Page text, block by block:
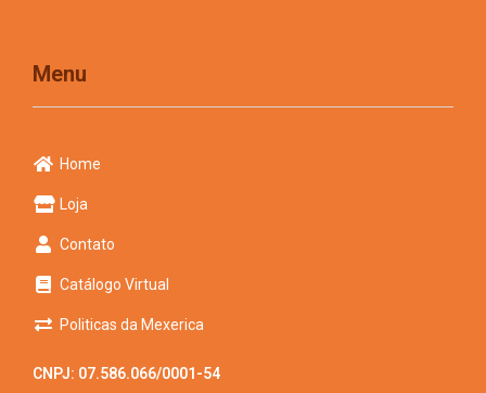
Menu
Home
Loja
Contato
Catálogo Virtual
Politicas da Mexerica
CNPJ: 07.586.066/0001-54